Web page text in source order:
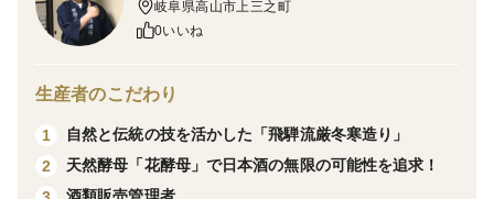
＜こだわり＞
期より醸造を開始して現在の社長で10代目となります。
「飛騨流厳冬寒造り」を代々受け継ぎ、日本酒の無限の
可能性を追求しています。
岐阜県高山市上三之町
0いいね
生産者のこだわり
1
自然と伝統の技を活かした「飛騨流厳冬寒造り」
2
天然酵母「花酵母」で日本酒の無限の可能性を追求！